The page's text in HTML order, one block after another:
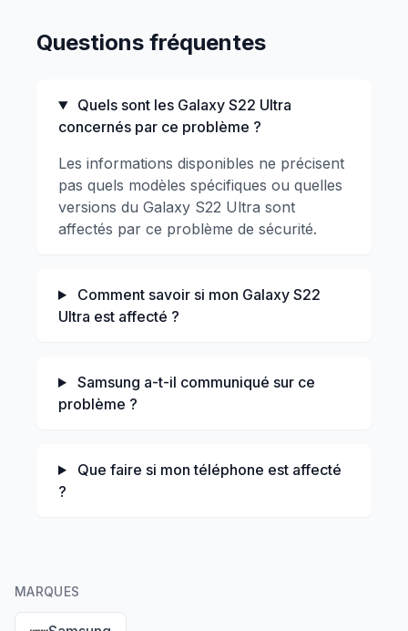
Questions fréquentes
Quels sont les Galaxy S22 Ultra
concernés par ce problème ?
Les informations disponibles ne précisent
pas quels modèles spécifiques ou quelles
versions du Galaxy S22 Ultra sont
affectés par ce problème de sécurité.
Comment savoir si mon Galaxy S22
Ultra est affecté ?
Samsung a-t-il communiqué sur ce
problème ?
Que faire si mon téléphone est affecté
?
MARQUES